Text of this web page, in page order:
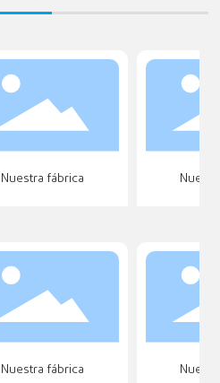
Nuestra fábrica
Nuestra fábrica